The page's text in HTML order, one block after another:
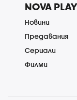
NOVA PLAY
Новини
Предавания
Сериали
Филми